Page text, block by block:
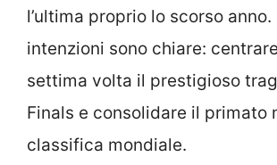
l’ultima proprio lo scorso anno.
intenzioni sono chiare:
settima volta il prestigioso
Finals e consolidare il primato
classifica mondiale.